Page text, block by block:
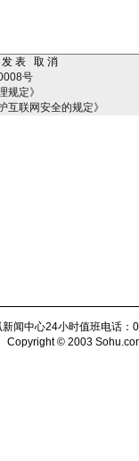
号
规定》
互联网安全的规定》
新闻中心24小时值班电话
Copyright © 2003